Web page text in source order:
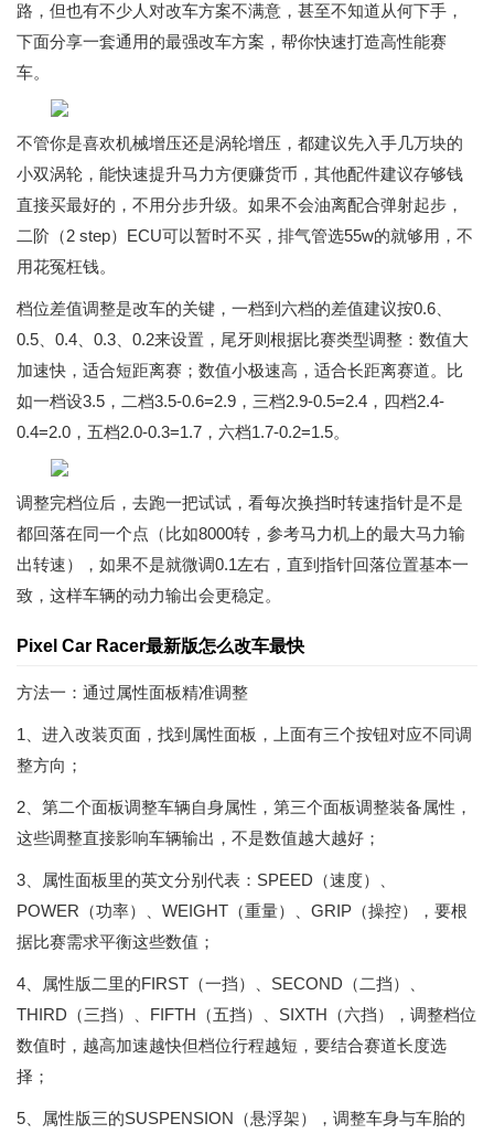
路，但也有不少人对改车方案不满意，甚至不知道从何下手，
下面分享一套通用的最强改车方案，帮你快速打造高性能赛
车。
不管你是喜欢机械增压还是涡轮增压，都建议先入手几万块的
小双涡轮，能快速提升马力方便赚货币，其他配件建议存够钱
直接买最好的，不用分步升级。如果不会油离配合弹射起步，
二阶（2 step）ECU可以暂时不买，排气管选55w的就够用，不
用花冤枉钱。
档位差值调整是改车的关键，一档到六档的差值建议按0.6、
0.5、0.4、0.3、0.2来设置，尾牙则根据比赛类型调整：数值大
加速快，适合短距离赛；数值小极速高，适合长距离赛道。比
如一档设3.5，二档3.5-0.6=2.9，三档2.9-0.5=2.4，四档2.4-
0.4=2.0，五档2.0-0.3=1.7，六档1.7-0.2=1.5。
调整完档位后，去跑一把试试，看每次换挡时转速指针是不是
都回落在同一个点（比如8000转，参考马力机上的最大马力输
出转速），如果不是就微调0.1左右，直到指针回落位置基本一
致，这样车辆的动力输出会更稳定。
Pixel Car Racer最新版怎么改车最快
方法一：通过属性面板精准调整
1、进入改装页面，找到属性面板，上面有三个按钮对应不同调
整方向；
2、第二个面板调整车辆自身属性，第三个面板调整装备属性，
这些调整直接影响车辆输出，不是数值越大越好；
3、属性面板里的英文分别代表：SPEED（速度）、
POWER（功率）、WEIGHT（重量）、GRIP（操控），要根
据比赛需求平衡这些数值；
4、属性版二里的FIRST（一挡）、SECOND（二挡）、
THIRD（三挡）、FIFTH（五挡）、SIXTH（六挡），调整档位
数值时，越高加速越快但档位行程越短，要结合赛道长度选
择；
5、属性版三的SUSPENSION（悬浮架），调整车身与车胎的